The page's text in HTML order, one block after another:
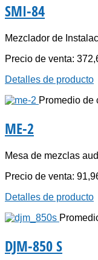
SMI-84
Mezclador de
Precio de venta:
Detalles de producto
Promedio de
ME-2
Mesa de mezclas
Precio de venta:
Detalles de producto
DJM-850 S